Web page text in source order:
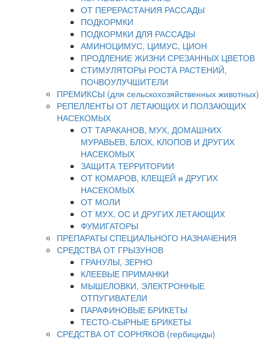
ОТ ПЕРЕРАСТАНИЯ РАССАДЫ
ПОДКОРМКИ
ПОДКОРМКИ ДЛЯ РАССАДЫ
АМИНОЦИМУС, ЦИМУС, ЦИОН
ПРОДЛЕНИЕ ЖИЗНИ СРЕЗАННЫХ ЦВЕТОВ
СТИМУЛЯТОРЫ РОСТА РАСТЕНИЙ,
ПОЧВОУЛУЧШИТЕЛИ
ПРЕМИКСЫ (для сельскохозяйственных животных)
РЕПЕЛЛЕНТЫ ОТ ЛЕТАЮЩИХ И ПОЛЗАЮЩИХ
НАСЕКОМЫХ
ОТ ТАРАКАНОВ, МУХ, ДОМАШНИХ
МУРАВЬЕВ, БЛОХ, КЛОПОВ И ДРУГИХ
НАСЕКОМЫХ
ЗАЩИТА ТЕРРИТОРИИ
ОТ КОМАРОВ, КЛЕЩЕЙ и ДРУГИХ
НАСЕКОМЫХ
ОТ МОЛИ
ОТ МУХ, ОС И ДРУГИХ ЛЕТАЮЩИХ
ФУМИГАТОРЫ
ПРЕПАРАТЫ СПЕЦИАЛЬНОГО НАЗНАЧЕНИЯ
СРЕДСТВА ОТ ГРЫЗУНОВ
ГРАНУЛЫ, ЗЕРНО
КЛЕЕВЫЕ ПРИМАНКИ
МЫШЕЛОВКИ, ЭЛЕКТРОННЫЕ
ОТПУГИВАТЕЛИ
ПАРАФИНОВЫЕ БРИКЕТЫ
ТЕСТО-СЫРНЫЕ БРИКЕТЫ
СРЕДСТВА ОТ СОРНЯКОВ (гербициды)